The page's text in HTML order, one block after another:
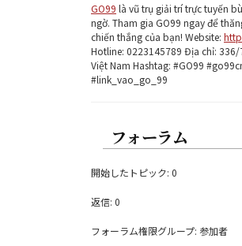
GO99 là vũ trụ giải trí trực tuyến
ngờ. Tham gia GO99 ngay để
chiến thắng của bạn! Website:
Hotline: 0223145789 Địa chỉ: 336/
Việt Nam Hashtag: #GO99
#link_vao_go_99
フォーラム
開始したトピック: 0
返信: 0
フォーラム権限グループ: 参加者